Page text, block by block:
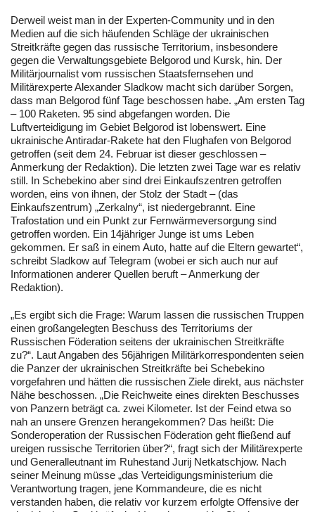
Derweil weist man in der Experten-Community und in den
Medien auf die sich häufenden Schläge der ukrainischen
Streitkräfte gegen das russische Territorium, insbesondere
gegen die Verwaltungsgebiete Belgorod und Kursk, hin. Der
Militärjournalist vom russischen Staatsfernsehen und
Militärexperte Alexander Sladkow macht sich darüber Sorgen,
dass man Belgorod fünf Tage beschossen habe. „Am ersten Tag
– 100 Raketen. 95 sind abgefangen worden. Die
Luftverteidigung im Gebiet Belgorod ist lobenswert. Eine
ukrainische Antiradar-Rakete hat den Flughafen von Belgorod
getroffen (seit dem 24. Februar ist dieser geschlossen –
Anmerkung der Redaktion). Die letzten zwei Tage war es relativ
still. In Schebekino aber sind drei Einkaufszentren getroffen
worden, eins von ihnen, der Stolz der Stadt – (das
Einkaufszentrum) „Zerkalny“, ist niedergebrannt. Eine
Trafostation und ein Punkt zur Fernwärmeversorgung sind
getroffen worden. Ein 14jähriger Junge ist ums Leben
gekommen. Er saß in einem Auto, hatte auf die Eltern gewartet“,
schreibt Sladkow auf Telegram (wobei er sich auch nur auf
Informationen anderer Quellen beruft – Anmerkung der
Redaktion).
„Es ergibt sich die Frage: Warum lassen die russischen Truppen
einen großangelegten Beschuss des Territoriums der
Russischen Föderation seitens der ukrainischen Streitkräfte
zu?“. Laut Angaben des 56jährigen Militärkorrespondenten seien
die Panzer der ukrainischen Streitkräfte bei Schebekino
vorgefahren und hätten die russischen Ziele direkt, aus nächster
Nähe beschossen. „Die Reichweite eines direkten Beschusses
von Panzern beträgt ca. zwei Kilometer. Ist der Feind etwa so
nah an unsere Grenzen herangekommen? Das heißt: Die
Sonderoperation der Russischen Föderation geht fließend auf
ureigen russische Territorien über?“, fragt sich der Militärexperte
und Generalleutnant im Ruhestand Jurij Netkatschjow. Nach
seiner Meinung müsse „das Verteidigungsministerium die
Verantwortung tragen, jene Kommandeure, die es nicht
verstanden haben, die relativ vor kurzem erfolgte Offensive der